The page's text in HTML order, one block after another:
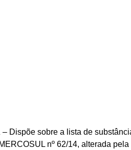
Dispõe sobre a lista de
nº 62/14, alterada